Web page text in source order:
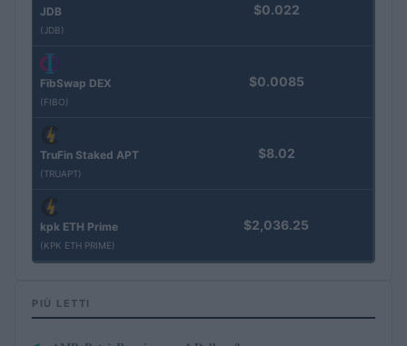
JDB
(JDB)
$0.022
FibSwap DEX
(FIBO)
$0.0085
TruFin Staked APT
(TRUAPT)
$8.02
kpk ETH Prime
(KPK ETH PRIME)
$2,036.25
PIÙ LETTI